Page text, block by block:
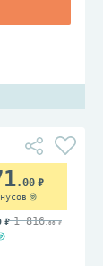
.00
1 816.00